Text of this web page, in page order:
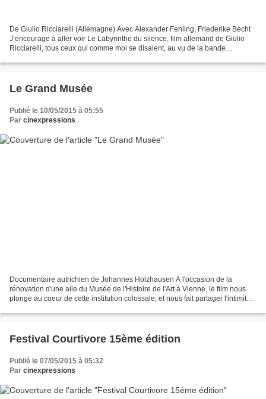
De Giulio Ricciarelli (Allemagne) Avec Alexander Fehling, Friederike Becht
J’encourage à aller voir Le Labyrinthe du silence, film allemand de Giulio
Ricciarelli, tous ceux qui comme moi se disaient, au vu de la bande
Le Grand Musée
Publié le 10/05/2015 à 05:55
Par cinexpressions
Documentaire autrichien de Johannes Holzhausen A l'occasion de la
rénovation d'une aile du Musée de l'Histoire de l'Art à Vienne, le film nous
plonge au coeur de cette institution colossale, et nous fait partager l'intimité
Festival Courtivore 15ème édition
Publié le 07/05/2015 à 05:32
Par cinexpressions